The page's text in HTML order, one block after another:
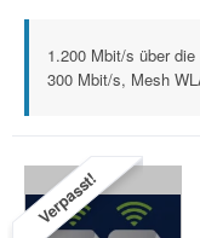
1.200 Mbit/s über
300 Mbit/s, Mesh
Verpasst!